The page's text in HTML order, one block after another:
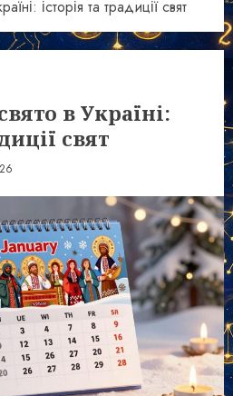
історія та традиції свят
в Україні:
свят